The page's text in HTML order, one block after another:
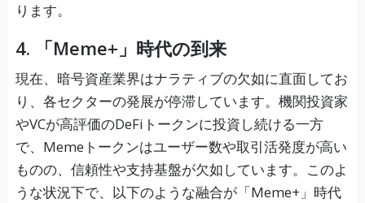
ります。
4. 「Meme+」時代の到来
現在、暗号資産業界はナラティブの欠如に直面してお
り、各セクターの発展が停滞しています。機関投資家
やVCが高評価のDeFiトークンに投資し続ける一方
で、Memeトークンはユーザー数や取引活発度が高い
ものの、信頼性や支持基盤が欠如しています。このよ
うな状況下で、以下のような融合が「Meme+」時代